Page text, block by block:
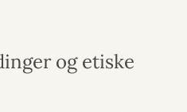
og etiske